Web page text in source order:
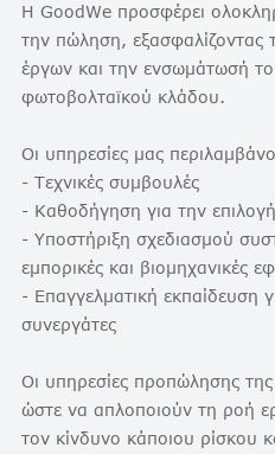
Η GoodWe προσφέρει
την πώληση, εξασφαλίζοντας
έργων και την ενσωμάτωσή
φωτοβολταϊκού κλάδου.
Οι υπηρεσίες μας
- Τεχνικές συμβουλές
- Καθοδήγηση για την
- Υποστήριξη σχεδιασμού
εμπορικές και βιομηχανικές
- Επαγγελματική εκπαίδευση
συνεργάτες
Οι υπηρεσίες προπώλησης
ώστε να απλοποιούν τη ροή
τον κίνδυνο κάποιου ρίσκου